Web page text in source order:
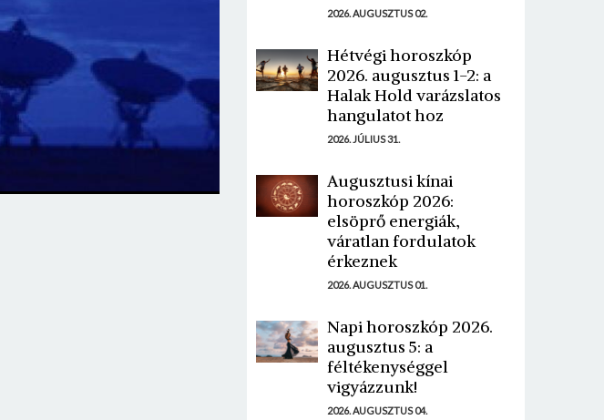
2026. AUGUSZTUS 02.
Hétvégi horoszkóp
2026. augusztus 1-2: a
Halak Hold varázslatos
hangulatot hoz
2026. JÚLIUS 31.
Augusztusi kínai
horoszkóp 2026:
elsöprő energiák,
váratlan fordulatok
érkeznek
2026. AUGUSZTUS 01.
Napi horoszkóp 2026.
augusztus 5: a
féltékenységgel
vigyázzunk!
2026. AUGUSZTUS 04.